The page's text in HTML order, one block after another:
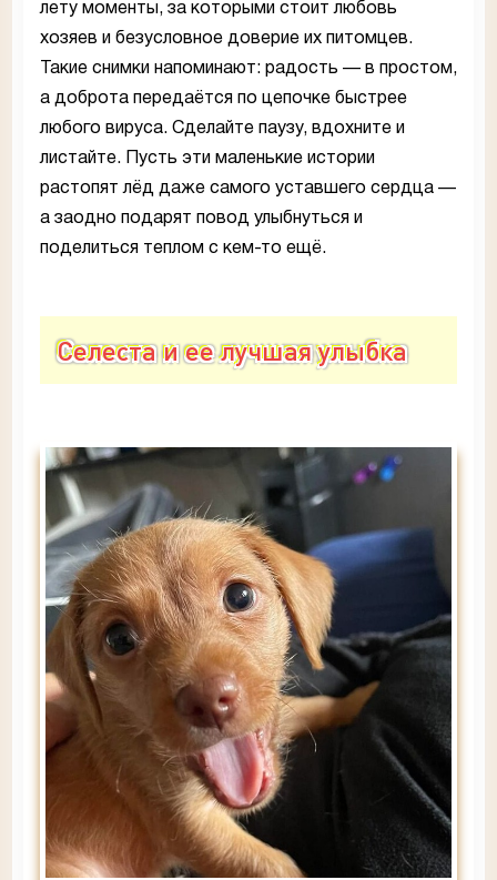
лету моменты, за которыми стоит любовь
хозяев и безусловное доверие их питомцев.
Такие снимки напоминают: радость — в простом,
а доброта передаётся по цепочке быстрее
любого вируса. Сделайте паузу, вдохните и
листайте. Пусть эти маленькие истории
растопят лёд даже самого уставшего сердца —
а заодно подарят повод улыбнуться и
поделиться теплом с кем-то ещё.
Селеста и ее лучшая улыбка